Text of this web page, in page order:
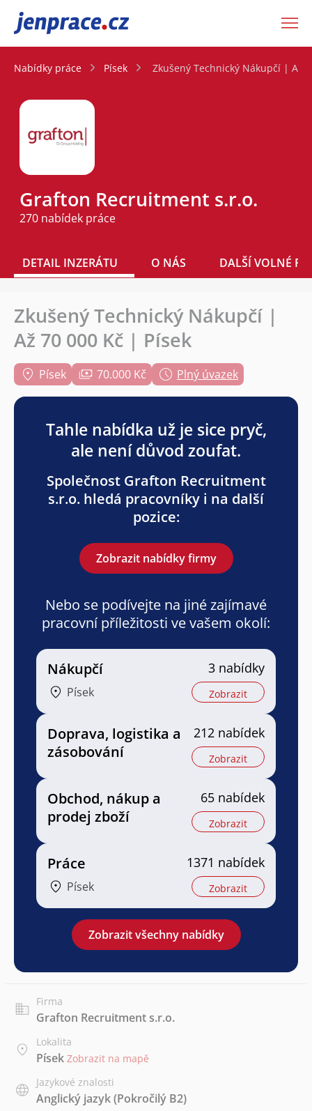
JenPráce.cz
Nabídky práce Písek Zkušený Technický Nákupčí | Až
Grafton Recruitment s.r.o.
270 nabídek práce
DETAIL INZERÁTU O NÁS DALŠÍ VOLNÉ
Zkušený Technický Nákupčí |
Až 70 000 Kč | Písek
Písek 70.000 Kč Plný úvazek
Tahle nabídka už je sice pryč,
ale není důvod zoufat.
Společnost Grafton Recruitment
s.r.o. hledá pracovníky i na další
pozice:
Zobrazit nabídky firmy
Nebo se podívejte na jiné zajímavé
pracovní příležitosti ve vašem okolí:
Nákupčí
Písek
3 nabídky
Zobrazit
Doprava, logistika a
zásobování
212 nabídek
Zobrazit
Obchod, nákup a
prodej zboží
65 nabídek
Zobrazit
Práce
Písek
1371 nabídek
Zobrazit
Zobrazit všechny nabídky
Firma
Grafton Recruitment s.r.o.
Lokalita
Písek Zobrazit na mapě
Jazykové znalosti
Anglický jazyk(Pokročilý B2)